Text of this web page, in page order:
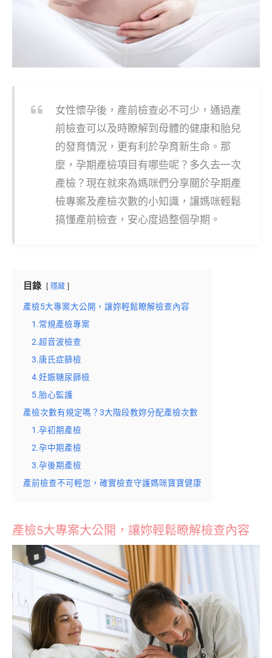
女性懷孕後，產前檢查必不可少，通過產
前檢查可以及時瞭解到母體的健康和胎兒
的發育情況，更有利於孕育新生命。那
麼，孕期產檢項目有哪些呢？多久去一次
產檢？現在就來為媽咪們分享關於孕期產
檢專案及產檢次數的小知識，讓媽咪輕鬆
搞懂產前檢查，安心度過整個孕期。
目錄 隱藏
產檢5大專案大公開，讓妳輕鬆瞭解檢查內容
1.常規產檢專案
2.超音波檢查
3.唐氏症篩檢
4.妊娠糖尿篩檢
5.胎心監護
產檢次數有規定嗎？3大階段教妳分配產檢次數
1.孕初期產檢
2.孕中期產檢
3.孕後期產檢
產前檢查不可輕忽，確實檢查守護媽咪寶寶健康
產檢5大專案大公開，讓妳輕鬆瞭解檢查內容